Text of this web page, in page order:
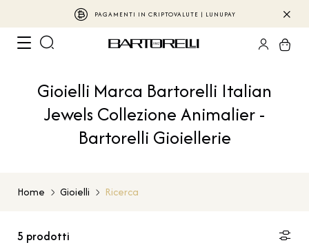
PAGAMENTI IN CRIPTOVALUTE | LUNUPAY
Gioielli Marca Bartorelli Italian
Jewels Collezione Animalier -
Bartorelli Gioiellerie
Home Gioielli Ricerca
5 prodotti